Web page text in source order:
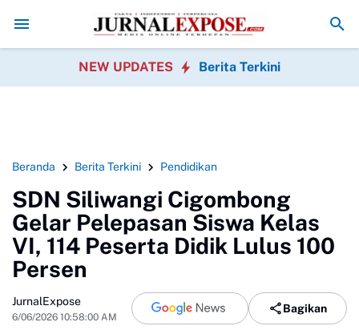
Buka Pengelolaan Anggaran dan Siap Diaudit Korcam SPPG
NEW UPDATES Berita Terkini
Beranda Berita Terkini Pendidikan
SDN Siliwangi Cigombong
Gelar Pelepasan Siswa Kelas
VI, 114 Peserta Didik Lulus 100
Persen
JurnalExpose
6/06/2026 10:58:00 AM
Bagikan